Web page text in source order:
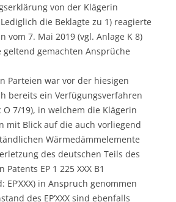
von der Klägerin
die Beklagte zu 1) reagierte
vom 7. Mai 2019 (vgl. Anlage K 8)
geltend gemachten Ansprüche
Parteien war vor der hiesigen
bereits ein Verfügungsverfahren
O 7/19), in welchem die Klägerin
mit Blick auf die auch vorliegend
Wärmedämmelemente
des deutschen Teils des
EP 1 225 XXX B1
EP‘XXX) in Anspruch genommen
des EP‘XXX sind ebenfalls